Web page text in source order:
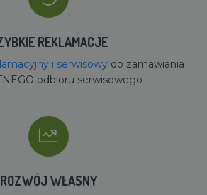
REKLAMACJE
i serwisowydo zamawiania
odbioru serwisowego
ROZWÓJ WŁASNY